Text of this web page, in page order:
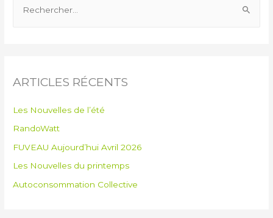
ARTICLES RÉCENTS
Les Nouvelles de l’été
RandoWatt
FUVEAU Aujourd’hui Avril 2026
Les Nouvelles du printemps
Autoconsommation Collective